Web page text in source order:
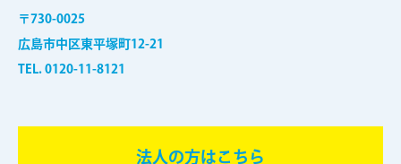
〒730-0025
広島市中区東平塚町12-21
TEL. 0120-11-8121
法⼈の⽅はこちら